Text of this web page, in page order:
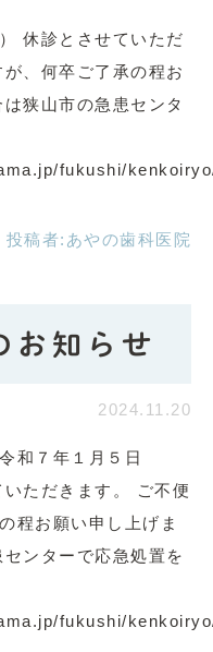
休診とさせていただ
、何卒ご了承の程お
狭山市の急患センタ
fukushi/
投稿者: あやの歯科医院
お知らせ
2024.11.20
和７年１月５日
いただきます。 ご不便
程お願い申し上げま
ンターで応急処置を
fukushi/